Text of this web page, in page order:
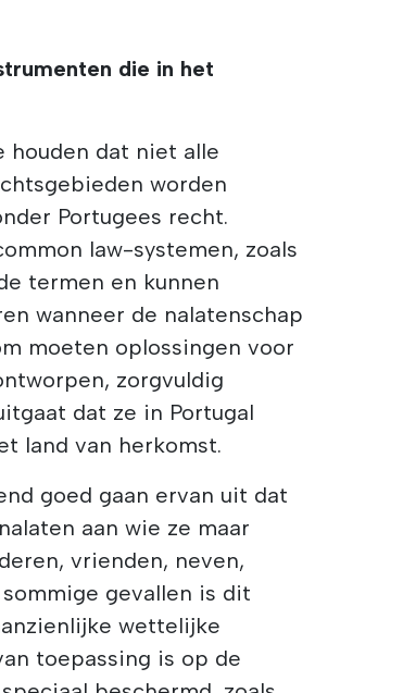
die in het
houden dat niet alle
worden
Portugees recht.
law-systemen, zoals
termen en kunnen
wanneer de nalatenschap
moeten oplossingen voor
zorgvuldig
dat ze in Portugal
land van herkomst.
goed gaan ervan uit dat
aan wie ze maar
vrienden, neven,
gevallen is dit
wettelijke
toepassing is op de